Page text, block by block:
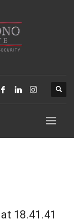
18.41.41